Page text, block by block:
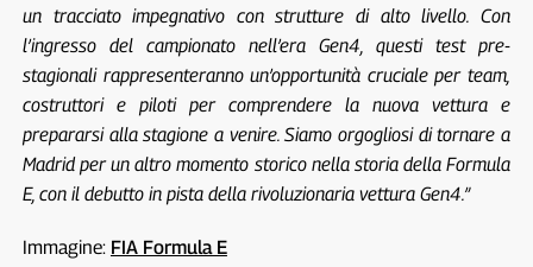
un tracciato impegnativo con strutture di alto livello. Con
l’ingresso del campionato nell’era Gen4, questi test pre-
stagionali rappresenteranno un’opportunità cruciale per team,
costruttori e piloti per comprendere la nuova vettura e
prepararsi alla stagione a venire. Siamo orgogliosi di tornare a
Madrid per un altro momento storico nella storia della Formula
E, con il debutto in pista della rivoluzionaria vettura Gen4.”
Immagine: FIA Formula E